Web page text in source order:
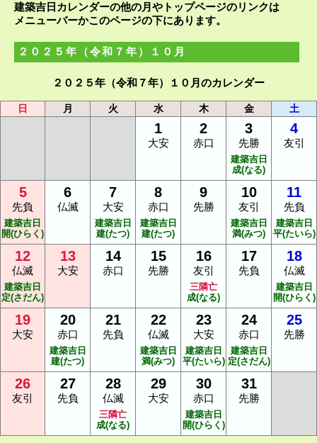
建築吉日カレンダーの他の月やトップページのリンクは
メニューバーかこのページの下にあります。
２０２５年（令和７年）１０月
２０２５年（令和７年）１０月のカレンダー
日 月 火 水 木 金 土
1
大安
2
赤口
3
先勝
建築吉日
成(なる)
4
友引
5
先負
建築吉日
開(ひらく)
6
仏滅
7
大安
建築吉日
建(たつ)
8
赤口
建築吉日
建(たつ)
9
先勝
10
友引
建築吉日
満(みつ)
11
先負
建築吉日
平(たいら)
12
仏滅
建築吉日
定(さだん)
13
大安
14
赤口
15
先勝
16
友引
三隣亡
成(なる)
17
先負
18
仏滅
建築吉日
開(ひらく)
19
大安
20
赤口
建築吉日
建(たつ)
21
先負
22
仏滅
建築吉日
満(みつ)
23
大安
建築吉日
平(たいら)
24
赤口
建築吉日
定(さだん)
25
先勝
26
友引
27
先負
28
仏滅
三隣亡
成(なる)
29
大安
30
赤口
建築吉日
開(ひらく)
31
先勝